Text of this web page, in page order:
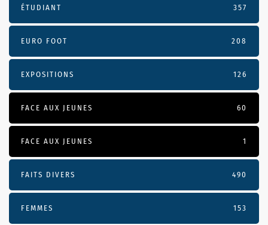
ÉTUDIANT 357
EURO FOOT 208
EXPOSITIONS 126
FACE AUX JEUNES 60
FACE AUX JEUNES 1
FAITS DIVERS 490
FEMMES 153